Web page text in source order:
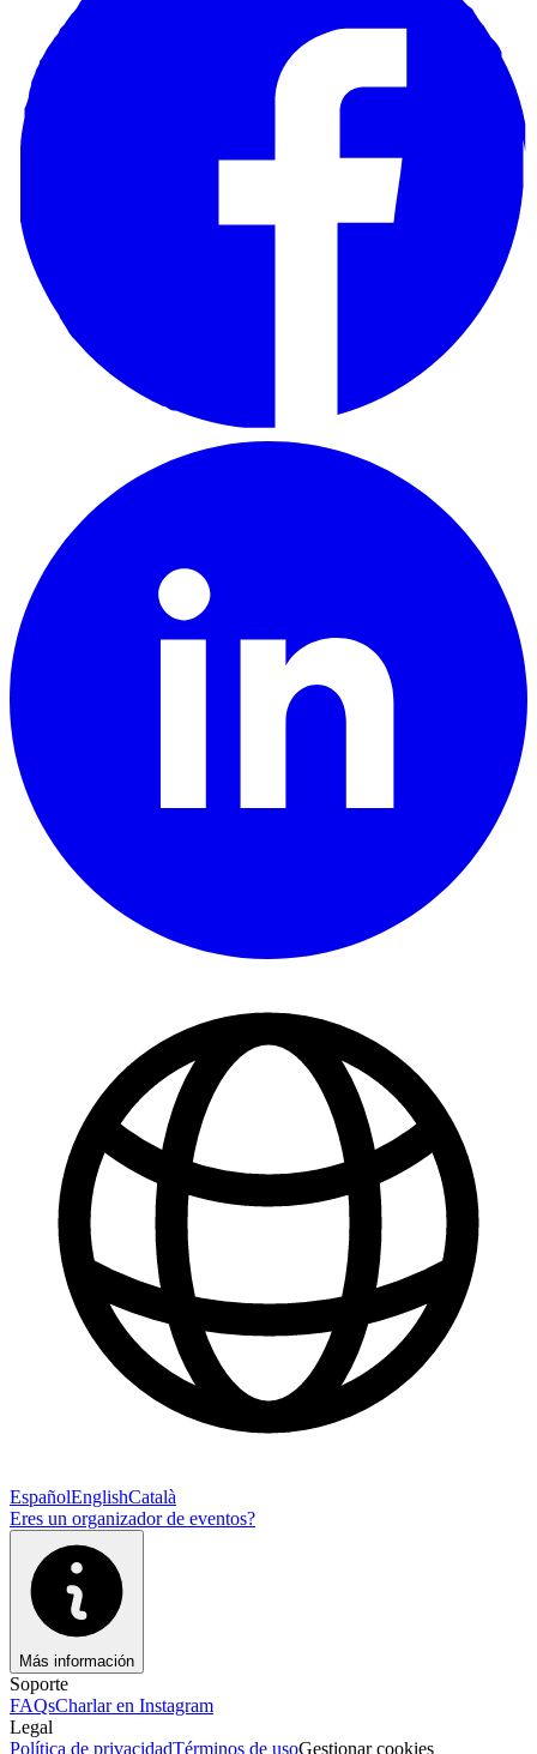
EspañolEnglishCatalà
Eres un organizador de eventos?
Más información
Soporte
FAQsCharlar en Instagram
Legal
Política de privacidadTérminos de usoGestionar cookies